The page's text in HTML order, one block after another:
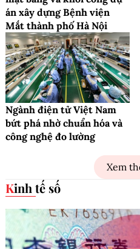
án xây dựng Bệnh viện
Mắt thành phố Hà Nội
Ngành điện tử Việt Nam
bứt phá nhờ chuẩn hóa và
công nghệ đo lường
Xem
Kinh tế số